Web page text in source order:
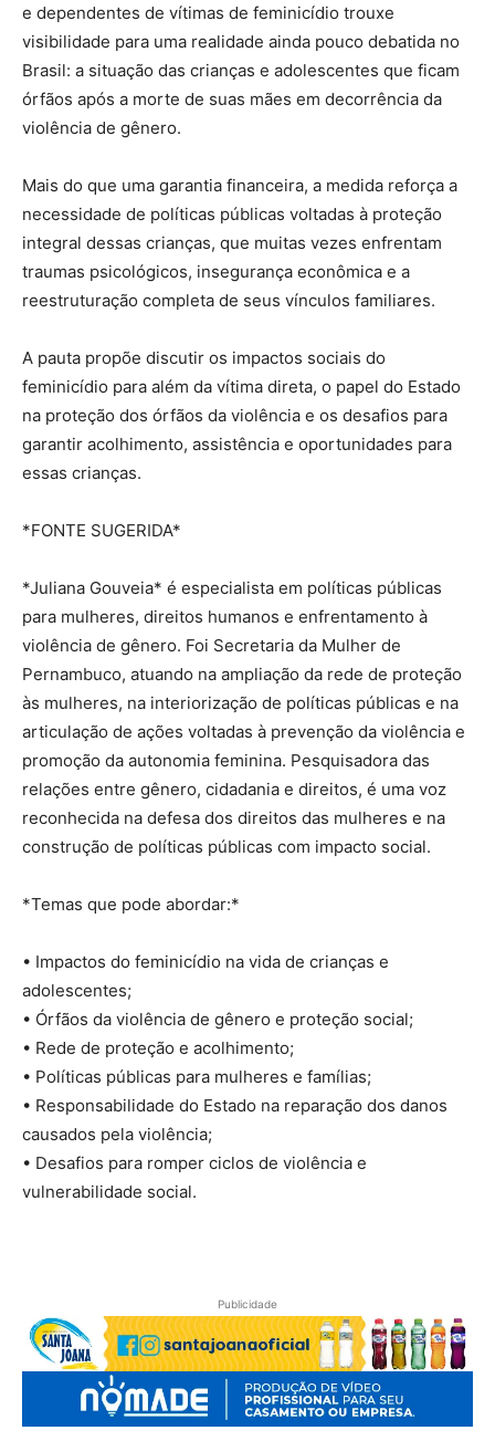
e dependentes de vítimas de feminicídio trouxe
visibilidade para uma realidade ainda pouco debatida no
Brasil: a situação das crianças e adolescentes que ficam
órfãos após a morte de suas mães em decorrência da
violência de gênero.
Mais do que uma garantia financeira, a medida reforça a
necessidade de políticas públicas voltadas à proteção
integral dessas crianças, que muitas vezes enfrentam
traumas psicológicos, insegurança econômica e a
reestruturação completa de seus vínculos familiares.
A pauta propõe discutir os impactos sociais do
feminicídio para além da vítima direta, o papel do Estado
na proteção dos órfãos da violência e os desafios para
garantir acolhimento, assistência e oportunidades para
essas crianças.
*FONTE SUGERIDA*
*Juliana Gouveia* é especialista em políticas públicas
para mulheres, direitos humanos e enfrentamento à
violência de gênero. Foi Secretaria da Mulher de
Pernambuco, atuando na ampliação da rede de proteção
às mulheres, na interiorização de políticas públicas e na
articulação de ações voltadas à prevenção da violência e
promoção da autonomia feminina. Pesquisadora das
relações entre gênero, cidadania e direitos, é uma voz
reconhecida na defesa dos direitos das mulheres e na
construção de políticas públicas com impacto social.
*Temas que pode abordar:*
• Impactos do feminicídio na vida de crianças e
adolescentes;
• Órfãos da violência de gênero e proteção social;
• Rede de proteção e acolhimento;
• Políticas públicas para mulheres e famílias;
• Responsabilidade do Estado na reparação dos danos
causados pela violência;
• Desafios para romper ciclos de violência e
vulnerabilidade social.
Publicidade